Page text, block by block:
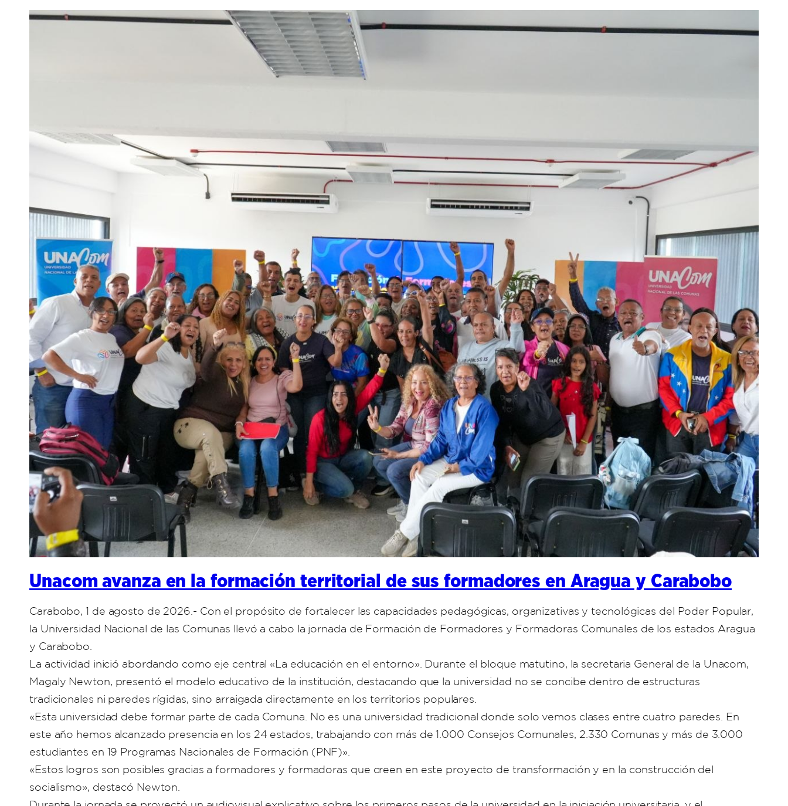
Unacom avanza en la formación territorial de sus formadores en Aragua y Carabobo
Carabobo, 1 de agosto de 2026.- Con el propósito de fortalecer las capacidades pedagógicas, organizativas y tecnológicas del Poder Popular,
la Universidad Nacional de las Comunas llevó a cabo la jornada de Formación de Formadores y Formadoras Comunales de los estados Aragua
y Carabobo.
La actividad inició abordando como eje central «La educación en el entorno». Durante el bloque matutino, la secretaria General de la Unacom,
Magaly Newton, presentó el modelo educativo de la institución, destacando que la universidad no se concibe dentro de estructuras
tradicionales ni paredes rígidas, sino arraigada directamente en los territorios populares.
«Esta universidad debe formar parte de cada Comuna. No es una universidad tradicional donde solo vemos clases entre cuatro paredes. En
este año hemos alcanzado presencia en los 24 estados, trabajando con más de 1.000 Consejos Comunales, 2.330 Comunas y más de 3.000
estudiantes en 19 Programas Nacionales de Formación (PNF)».
«Estos logros son posibles gracias a formadores y formadoras que creen en este proyecto de transformación y en la construcción del
socialismo», destacó Newton.